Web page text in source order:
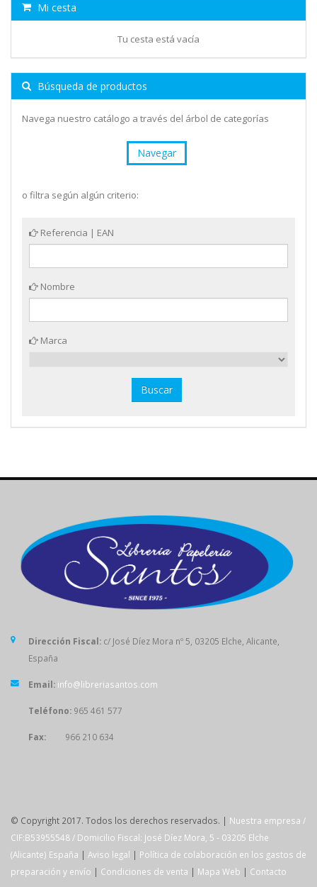
Mi cesta
Tu cesta está vacía
Búsqueda de productos
Navega nuestro catálogo a través del árbol de categorías
Navegar
o filtra según algún criterio:
Referencia | EAN
Nombre
Marca
Dirección Fiscal: c/ José Díez Mora nº 5, 03205 Elche, Alicante,
España
Email: info@libreriasantos.com
Teléfono: 965 461 577
Fax: 966 210 634
© Copyright 2017. Todos los derechos reservados. | Nuestra empresa /
CIF:B53955548 / Domicilio Fiscal: José Díez Mora, 5 - 03205 Elche
(Alicante) España | Aviso legal | Política de colaboración en los gastos de
preparación y envío | Condiciones de venta | Mapa Web | Contacto